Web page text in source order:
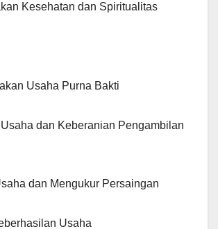
Kesehatan dan Spiritualitas
Usaha Purna Bakti
dan Keberanian Pengambilan
dan Mengukur Persaingan
Usaha